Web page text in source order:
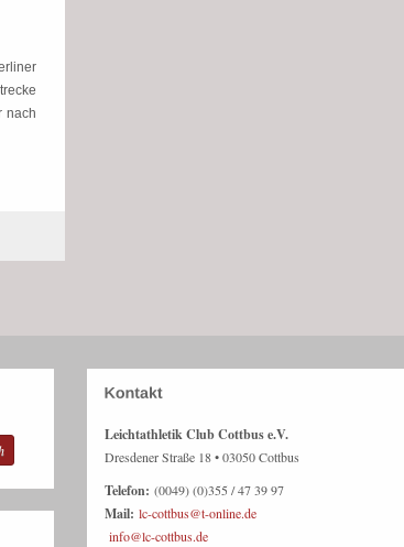
nach
Leichtathletik Club Cottbus e.V.
Dresdener Straße 18 • 03050 Cottbus
Telefon: (0049) (0)355 / 47 39 97
Mail: lc-cottbus@t-online.de
info@lc-cottbus.de